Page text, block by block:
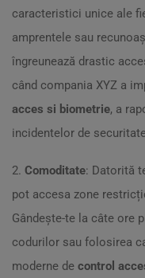
caracteristici unice ale
amprentele sau
îngreunează drastic
când compania XYZ a
acces si biometrie, a
incidentelor de
2. Comoditate: Datorită
pot accesa zone
Gândește-te la câte ore
codurilor sau folosirea
moderne de control